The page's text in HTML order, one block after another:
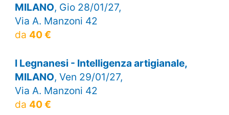
MILANO, Gio 28/01/27,
Via A. Manzoni 42
da 40 €
I Legnanesi - Intelligenza artigianale,
MILANO, Ven 29/01/27,
Via A. Manzoni 42
da 40 €